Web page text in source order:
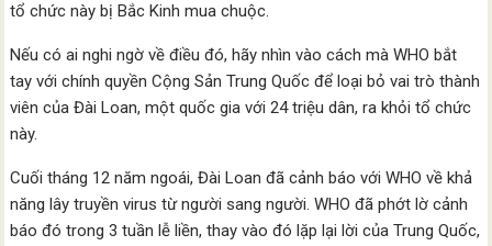
tổ chức này bị Bắc Kinh mua chuộc.
Nếu có ai nghi ngờ về điều đó, hãy nhìn vào cách mà WHO bắt
tay với chính quyền Cộng Sản Trung Quốc để loại bỏ vai trò thành
viên của Đài Loan, một quốc gia với 24 triệu dân, ra khỏi tổ chức
này.
Cuối tháng 12 năm ngoái, Đài Loan đã cảnh báo với WHO về khả
năng lây truyền virus từ người sang người. WHO đã phớt lờ cảnh
báo đó trong 3 tuần lễ liền, thay vào đó lặp lại lời của Trung Quốc,